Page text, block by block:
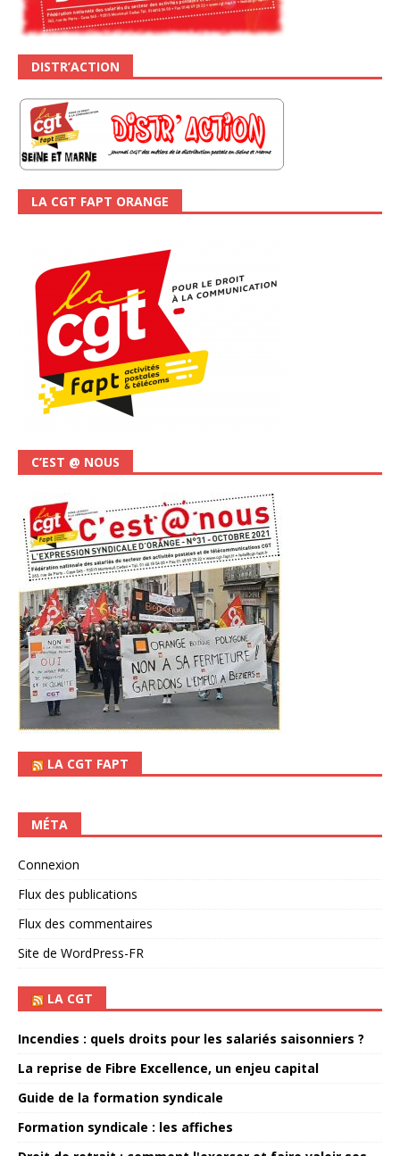
DISTR’ACTION
LA CGT FAPT ORANGE
C’EST @ NOUS
LA CGT FAPT
MÉTA
Connexion
Flux des publications
Flux des commentaires
Site de WordPress-FR
LA CGT
Incendies : quels droits pour les salariés saisonniers ?
La reprise de Fibre Excellence, un enjeu capital
Guide de la formation syndicale
Formation syndicale : les affiches